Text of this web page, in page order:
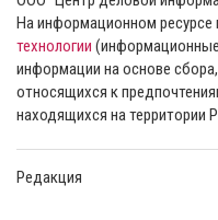
На информационном ресурсе
технологии (информационные
информации на основе
относящихся к
находящихся на территории
Редакция